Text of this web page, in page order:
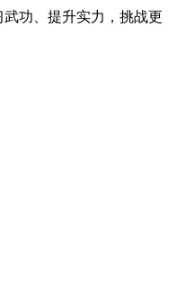
功、提升实力，挑战更